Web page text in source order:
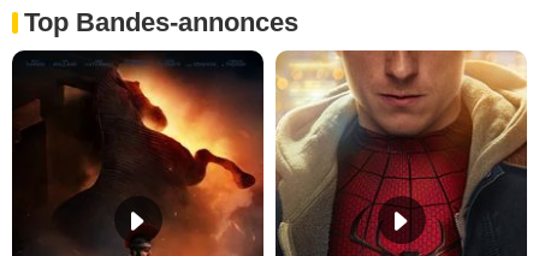
Top Bandes-annonces